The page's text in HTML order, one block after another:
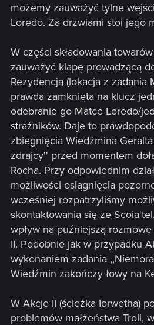
możemy zauważyć tylne
Loredo. Za drzwiami stoi jego
W części składowania
zauważyć klapę prowadzącą
Rezydencją (lokacja z zadania
prawda zamknięta na klucz
odebranie go Matce Loredo/
strażników. Daje to
zbiegnięcia Wiedźmina
zdrajcy'' przed momentem
Rocha. Przy odpowiednim
możliwości osiągnięcia
wcześniej rozpatrzyliśmy
skontaktowania się ze
wpływ na puźniejszą
II. Podobnie jak w przypadku
wykonaniem zadania
Wiedźmin zakończy łowy na
W Akcje II (ścieżka Iorwetha)
problemów małżeństwa Troli,